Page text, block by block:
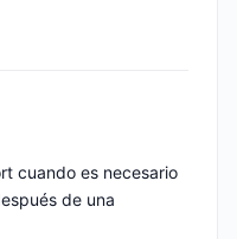
cuando es necesario
de una